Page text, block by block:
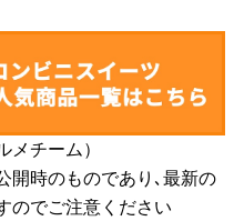
メチーム）
開時のものであり､最新の
のでご注意ください